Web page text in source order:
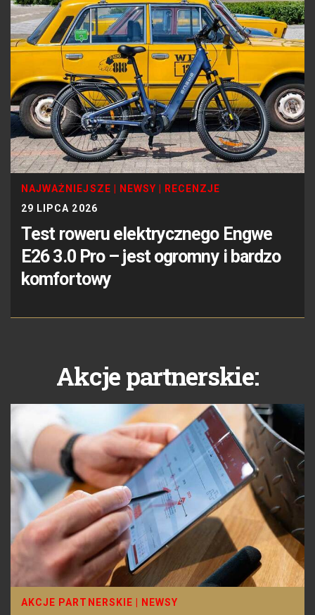
NAJWAŻNIEJSZE NEWSY
RECENZJE
29 LIPCA 2026
Test roweru elektrycznego Engwe
E26 3.0 Pro – jest ogromny i bardzo
komfortowy
Akcje partnerskie:
AKCJE PARTNERSKIE
NEWSY